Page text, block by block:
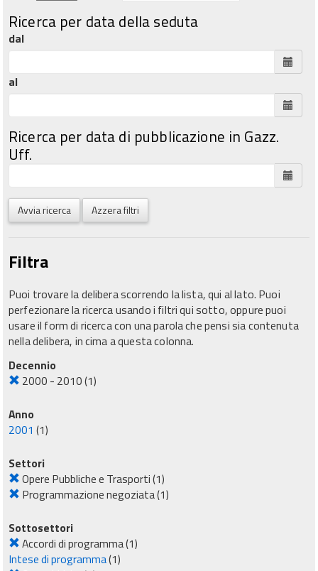
Ricerca per data della seduta
dal
al
Ricerca per data di pubblicazione in Gazz.
Uff.
Avvia ricerca Azzera filtri
Filtra
Puoi trovare la delibera scorrendo la lista, qui al lato. Puoi
perfezionare la ricerca usando i filtri qui sotto, oppure puoi
usare il form di ricerca con una parola che pensi sia contenuta
nella delibera, in cima a questa colonna.
Decennio
2000 - 2010(1)
Anno
2001 (1)
Settori
Opere Pubbliche e Trasporti(1)
Programmazione negoziata(1)
Sottosettori
Accordi di programma(1)
Intese di programma(1)